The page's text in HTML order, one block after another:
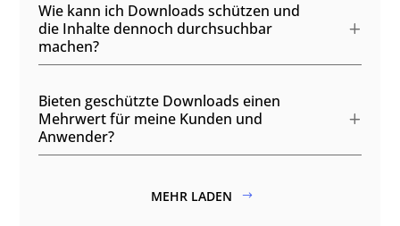
Wie kann ich Downloads schützen und
die Inhalte dennoch durchsuchbar
machen?
Bieten geschützte Downloads einen
Mehrwert für meine Kunden und
Anwender?
MEHR LADEN